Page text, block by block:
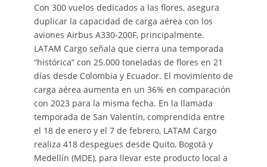
Con 300 vuelos dedicados a las flores, asegura
duplicar la capacidad de carga aérea con los
aviones Airbus A330-200F, principalmente.
LATAM Cargo señala que cierra una temporada
“histórica” con 25.000 toneladas de flores en 21
días desde Colombia y Ecuador. El movimiento de
carga aérea aumenta en un 36% en comparación
con 2023 para la misma fecha. En la llamada
temporada de San Valentín, comprendida entre
el 18 de enero y el 7 de febrero, LATAM Cargo
realiza 418 despegues desde Quito, Bogotá y
Medellín (MDE), para llevar este producto local a